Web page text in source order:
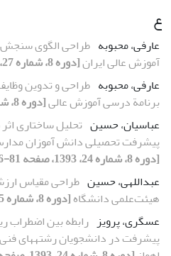
ع
عارفی، محبوبه طراحی الگوی سنجش
آموزش عالی ایران[دوره 8، شماره 27، 1393، صفحه 149-174]
عارفی، محبوبه طراحی و تدوین
برنامة درسی آموزش عالی[دوره 8، شماره 26، 1393، صفحه 7-45]
عباسیان، حسین تحلیل ساختاری
پیشرفت تحصیلی دانش آموزان
[دوره 8، شماره 24، 1393، صفحه 81-106]
عبداللهی، حسین طراحی مقیاس
هیئت‌علمی دانشگاه[دوره 8، شماره 25، 1393، صفحه 105-123]
عسگری، پرویز رابطه بین اضطراب
پیشرفت در دانشجویان رشتههای فنی